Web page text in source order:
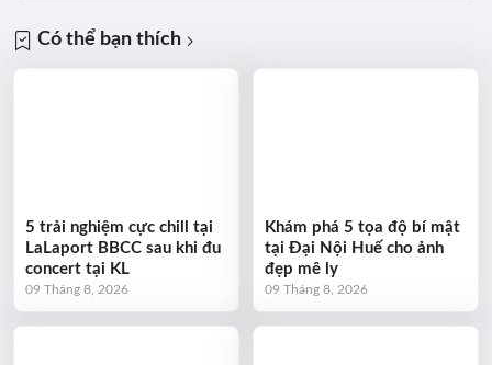
Có thể bạn thích
5 trải nghiệm cực chill tại
LaLaport BBCC sau khi đu
concert tại KL
09 Tháng 8, 2026
Khám phá 5 tọa độ bí mật
tại Đại Nội Huế cho ảnh
đẹp mê ly
09 Tháng 8, 2026